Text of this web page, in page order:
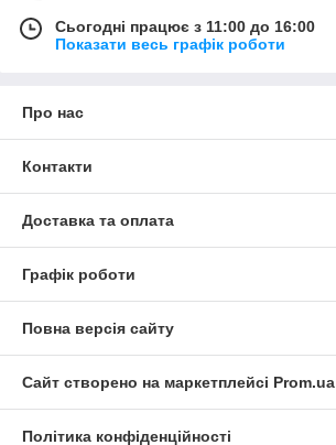
Сьогодні працює з 11:00 до 16:00
Показати весь графік роботи
Про нас
Контакти
Доставка та оплата
Графік роботи
Повна версія сайту
Сайт створено на маркетплейсі Prom.ua
Політика конфіденційності